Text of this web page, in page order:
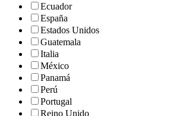
Ecuador
España
Estados Unidos
Guatemala
Italia
México
Panamá
Perú
Portugal
Reino Unido